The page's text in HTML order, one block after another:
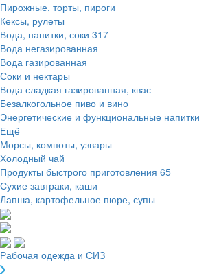
Пирожные, торты, пироги
Кексы, рулеты
Вода, напитки, соки 317
Вода негазированная
Вода газированная
Соки и нектары
Вода сладкая газированная, квас
Безалкогольное пиво и вино
Энергетические и функциональные напитки
Ещё
Морсы, компоты, узвары
Холодный чай
Продукты быстрого приготовления 65
Сухие завтраки, каши
Лапша, картофельное пюре, супы
Рабочая одежда и СИЗ